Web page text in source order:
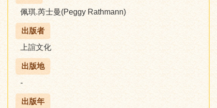
佩琪.芮士曼(Peggy Rathmann)
出版者
上誼文化
出版地
-
出版年